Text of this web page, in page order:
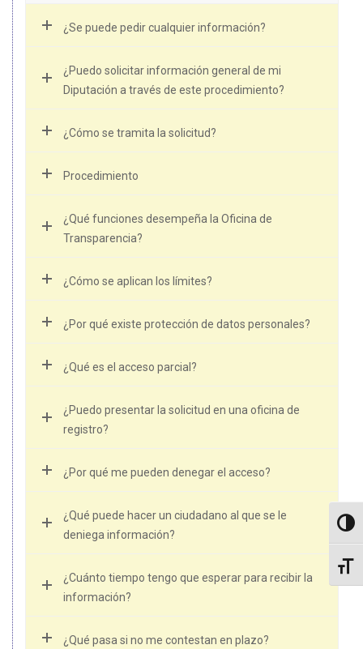
¿Se puede pedir cualquier información?
¿Puedo solicitar información general de mi
Diputación a través de este procedimiento?
¿Cómo se tramita la solicitud?
Procedimiento
¿Qué funciones desempeña la Oficina de
Transparencia?
¿Cómo se aplican los límites?
¿Por qué existe protección de datos personales?
¿Qué es el acceso parcial?
¿Puedo presentar la solicitud en una oficina de
registro?
¿Por qué me pueden denegar el acceso?
¿Qué puede hacer un ciudadano al que se le
deniega información?
¿Cuánto tiempo tengo que esperar para recibir la
información?
¿Qué pasa si no me contestan en plazo?